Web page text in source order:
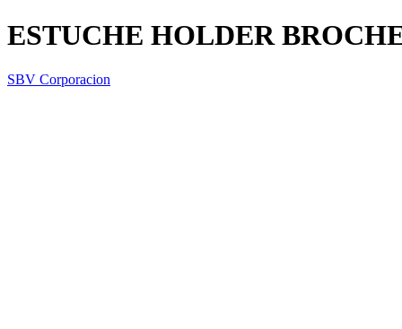
ESTUCHE HOLDER
SBV Corporacion